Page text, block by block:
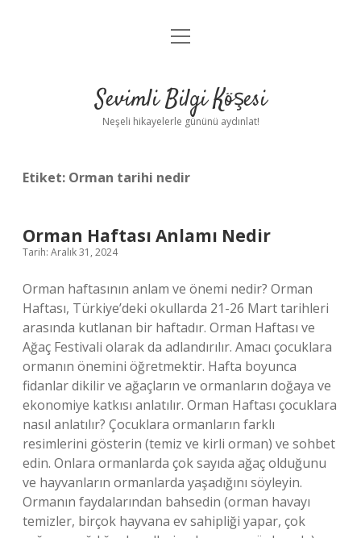
Anasayfa
Yasal Uyarı
menüyü
Sevimli Bilgi Köşesi
Neşeli hikayelerle gününü aydınlat!
Etiket: Orman tarihi nedir
Orman Haftası Anlamı Nedir
Tarih: Aralık 31, 2024
Orman haftasının anlam ve önemi nedir? Orman
Haftası, Türkiye’deki okullarda 21-26 Mart tarihleri ​​
arasında kutlanan bir haftadır. Orman Haftası ve
Ağaç Festivali olarak da adlandırılır. Amacı çocuklara
ormanın önemini öğretmektir. Hafta boyunca
fidanlar dikilir ve ağaçların ve ormanların doğaya ve
ekonomiye katkısı anlatılır. Orman Haftası çocuklara
nasıl anlatılır? Çocuklara ormanların farklı
resimlerini gösterin (temiz ve kirli orman) ve sohbet
edin. Onlara ormanlarda çok sayıda ağaç olduğunu
ve hayvanların ormanlarda yaşadığını söyleyin.
Ormanın faydalarından bahsedin (orman havayı
temizler, birçok hayvana ev sahipliği yapar, çok